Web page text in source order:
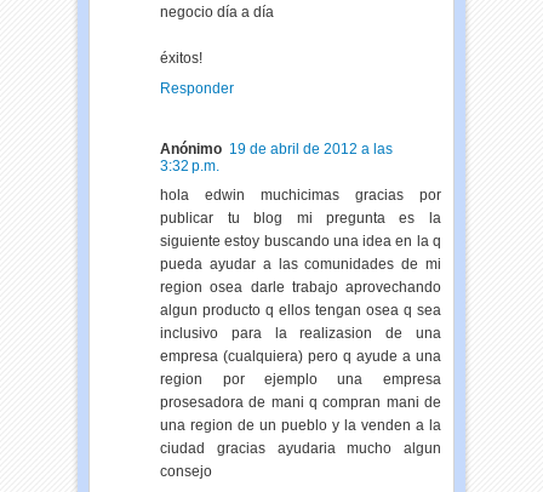
negocio día a día
éxitos!
Responder
Anónimo 19 de abril de 2012 a las
3:32 p.m.
hola edwin muchicimas gracias por
publicar tu blog mi pregunta es la
siguiente estoy buscando una idea en la q
pueda ayudar a las comunidades de mi
region osea darle trabajo aprovechando
algun producto q ellos tengan osea q sea
inclusivo para la realizasion de una
empresa (cualquiera) pero q ayude a una
region por ejemplo una empresa
prosesadora de mani q compran mani de
una region de un pueblo y la venden a la
ciudad gracias ayudaria mucho algun
consejo